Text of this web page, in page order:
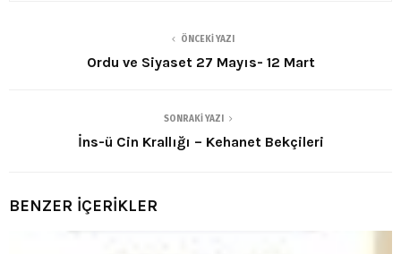
ÖNCEKI YAZI
Ordu ve Siyaset 27 Mayıs- 12 Mart
SONRAKI YAZI
İns-ü Cin Krallığı – Kehanet Bekçileri
BENZER İÇERİKLER